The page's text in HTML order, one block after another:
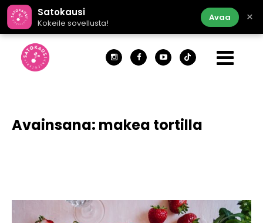
Satokausi
Kokeile sovellusta!
Avaa ×
Avainsana: makea tortilla